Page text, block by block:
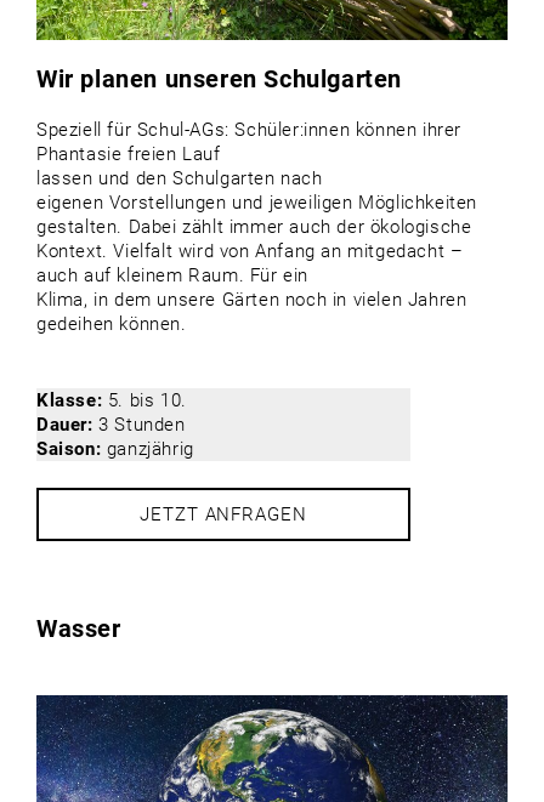
Wir planen unseren Schulgarten
Speziell für Schul-AGs: Schüler:innen können ihrer
Phantasie freien Lauf
lassen und den Schulgarten nach
eigenen Vorstellungen und jeweiligen Möglichkeiten
gestalten. Dabei zählt immer auch der ökologische
Kontext. Vielfalt wird von Anfang an mitgedacht –
auch auf kleinem Raum. Für ein
Klima, in dem unsere Gärten noch in vielen Jahren
gedeihen können.
Klasse: 5. bis 10.
Dauer: 3 Stunden
Saison: ganzjährig
JETZT ANFRAGEN
Wasser